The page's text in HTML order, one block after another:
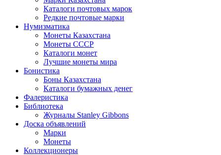
Каталоги почтовых марок
Редкие почтовые марки
Нумизматика
Монеты Казахстана
Монеты СССР
Каталоги монет
Лучшие монеты мира
Бонистика
Боны Казахстана
Каталоги бумажных денег
Фалеристика
Библиотека
Журналы Stanley Gibbons
Доска объявлений
Марки
Монеты
Коллекционеры